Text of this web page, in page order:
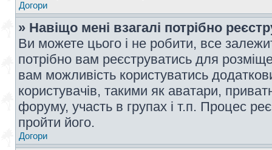
Догори
» Навіщо мені взагалі потрібно
Ви можете цього і не робити, все
потрібно вам реєструватись для
вам можливість користуватись
користувачів, такими як аватари,
форуму, участь в групах і т.п. Процес
пройти його.
Догори